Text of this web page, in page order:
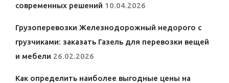
современных решений 10.04.2026
Грузоперевозки Железнодорожный недорого с
грузчиками: заказать Газель для перевозки вещей
и мебели 26.02.2026
Как определить наиболее выгодные цены на